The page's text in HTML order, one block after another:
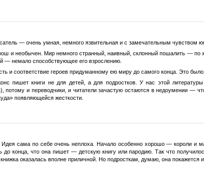
— очень умная, немного язвительная и с замечательным чувством
и необычен. Мир немного странный, наивный, склонный пошалить — по
— немало способствующее его взрослению.
и соответствие героев придуманному ею миру до самого конца. Это
пишет книги не для детей, а для подростков. У нас этой
потому и переводчики, и читатели зачастую остаются в недоумении —
появляющейся жесткости.
Идея сама по себе очень неплоха. Начало особенно хорошо — короли и
конца, что она пишет — детскую книгу или пародию. Так что
оказалась вполне приличной. Но подросткам, думаю, она покажется